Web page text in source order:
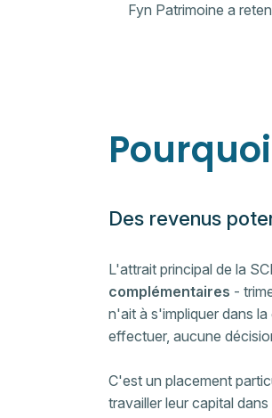
Fyn Patrimoine a
Des revenus
L'attrait principal de la
complémentaires -
n'ait à s'impliquer dans
effectuer, aucune
C'est un placement
travailler leur capital